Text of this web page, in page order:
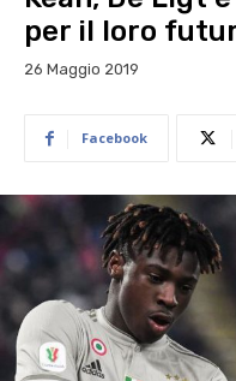
per il loro
26 Maggio 2019
Facebook